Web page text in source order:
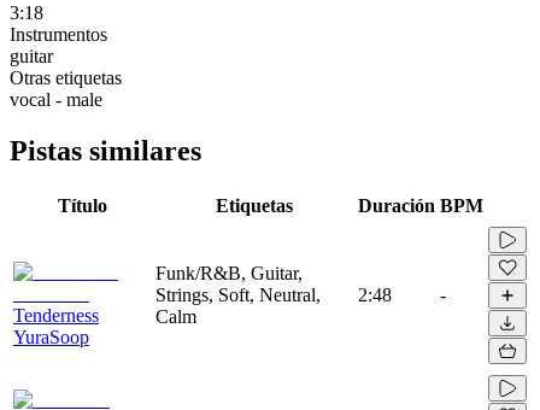
3:18
Instrumentos
guitar
Otras etiquetas
vocal - male
Pistas similares
Título Etiquetas Duración BPM
Tenderness
YuraSoop
Funk/R&B, Guitar,
Strings, Soft, Neutral,
Calm
2:48 -